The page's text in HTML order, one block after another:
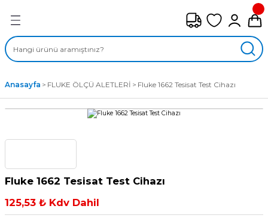
ÇEŞİTLERİ
Anasayfa FLUKE ÖLÇÜ ALETLERİ Fluke 1662 Tesisat Test Cihazı
Fluke 1662 Tesisat Test Cihazı
125,53 ₺ Kdv Dahil